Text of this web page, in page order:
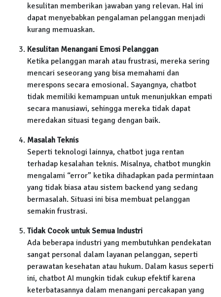
kesulitan memberikan jawaban yang relevan. Hal ini
dapat menyebabkan pengalaman pelanggan menjadi
kurang memuaskan.
Kesulitan Menangani Emosi Pelanggan
Ketika pelanggan marah atau frustrasi, mereka sering
mencari seseorang yang bisa memahami dan
merespons secara emosional. Sayangnya, chatbot
tidak memiliki kemampuan untuk menunjukkan empati
secara manusiawi, sehingga mereka tidak dapat
meredakan situasi tegang dengan baik.
Masalah Teknis
Seperti teknologi lainnya, chatbot juga rentan
terhadap kesalahan teknis. Misalnya, chatbot mungkin
mengalami “error” ketika dihadapkan pada permintaan
yang tidak biasa atau sistem backend yang sedang
bermasalah. Situasi ini bisa membuat pelanggan
semakin frustrasi.
Tidak Cocok untuk Semua Industri
Ada beberapa industri yang membutuhkan pendekatan
sangat personal dalam layanan pelanggan, seperti
perawatan kesehatan atau hukum. Dalam kasus seperti
ini, chatbot AI mungkin tidak cukup efektif karena
keterbatasannya dalam menangani percakapan yang